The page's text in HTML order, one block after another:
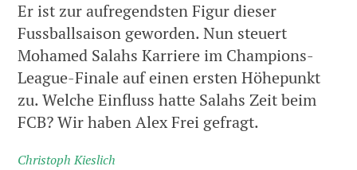
Er ist zur aufregendsten Figur dieser
Fussballsaison geworden. Nun steuert
Mohamed Salahs Karriere im Champions-
League-Finale auf einen ersten Höhepunkt
zu. Welche Einfluss hatte Salahs Zeit beim
FCB? Wir haben Alex Frei gefragt.
Christoph Kieslich